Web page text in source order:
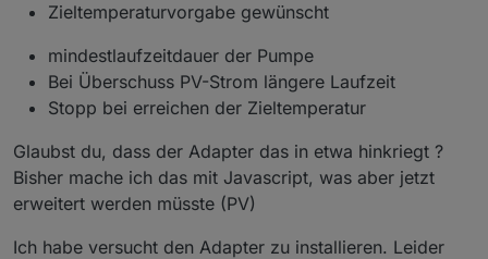
Zieltemperaturvorgabe gewünscht
mindestlaufzeitdauer der Pumpe
Bei Überschuss PV-Strom längere Laufzeit
Stopp bei erreichen der Zieltemperatur
Glaubst du, dass der Adapter das in etwa hinkriegt ?
Bisher mache ich das mit Javascript, was aber jetzt
erweitert werden müsste (PV)
Ich habe versucht den Adapter zu installieren. Leider